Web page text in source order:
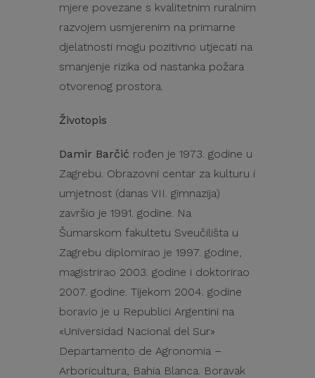
mjere povezane s kvalitetnim ruralnim
razvojem usmjerenim na primarne
djelatnosti mogu pozitivno utjecati na
smanjenje rizika od nastanka požara
otvorenog prostora.
Životopis
Damir Barčić rođen je 1973. godine u
Zagrebu. Obrazovni centar za kulturu i
umjetnost (danas VII. gimnazija)
završio je 1991. godine. Na
Šumarskom fakultetu Sveučilišta u
Zagrebu diplomirao je 1997. godine,
magistrirao 2003. godine i doktorirao
2007. godine. Tijekom 2004. godine
boravio je u Republici Argentini na
«Universidad Nacional del Sur»
Departamento de Agronomia –
Arboricultura, Bahia Blanca. Boravak